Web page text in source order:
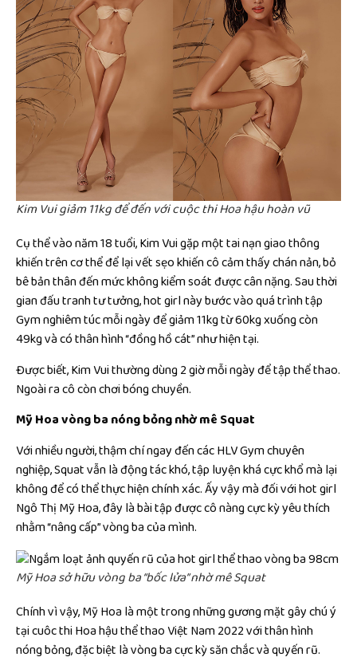
Kim Vui giảm 11kg để đến với cuộc thi Hoa hậu hoàn vũ
Cụ thể vào năm 18 tuổi, Kim Vui gặp một tai nạn giao thông
khiến trên cơ thể để lại vết sẹo khiến cô cảm thấy chán nản, bỏ
bê bản thân đến mức không kiểm soát được cân nặng. Sau thời
gian đấu tranh tư tưởng, hot girl này bước vào quá trình tập
Gym nghiêm túc mỗi ngày để giảm 11kg từ 60kg xuống còn
49kg và có thân hình “đồng hồ cát” như hiện tại.
Được biết, Kim Vui thường dùng 2 giờ mỗi ngày để tập thể thao.
Ngoài ra cô còn chơi bóng chuyền.
Mỹ Hoa vòng ba nóng bỏng nhờ mê Squat
Với nhiều người, thậm chí ngay đến các HLV Gym chuyên
nghiệp, Squat vẫn là động tác khó, tập luyện khá cực khổ mà lại
không để có thể thực hiện chính xác. Ấy vậy mà đối với hot girl
Ngô Thị Mỹ Hoa, đây là bài tập được cô nàng cực kỳ yêu thích
nhằm “nâng cấp” vòng ba của mình.
Mỹ Hoa sở hữu vòng ba “bốc lửa” nhờ mê Squat
Chính vì vậy, Mỹ Hoa là một trong những gương mặt gây chú ý
tại cuôc thi Hoa hậu thể thao Việt Nam 2022 với thân hình
nóng bỏng, đặc biệt là vòng ba cực kỳ săn chắc và quyến rũ.